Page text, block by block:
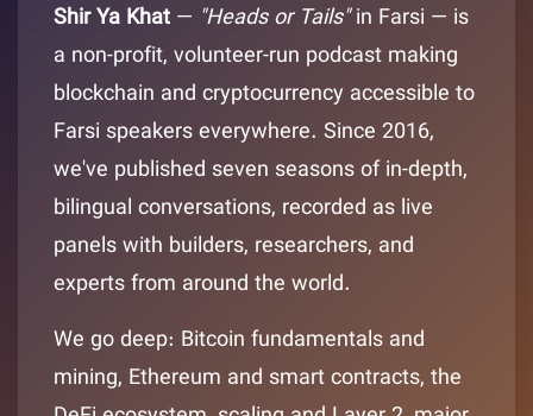
Shir Ya Khat — "Heads or Tails"in Farsi — is
a non-profit, volunteer-run podcast making
blockchain and cryptocurrency accessible to
Farsi speakers everywhere. Since 2016,
we've published seven seasons of in-depth,
bilingual conversations, recorded as live
panels with builders, researchers, and
experts from around the world.
We go deep: Bitcoin fundamentals and
mining, Ethereum and smart contracts, the